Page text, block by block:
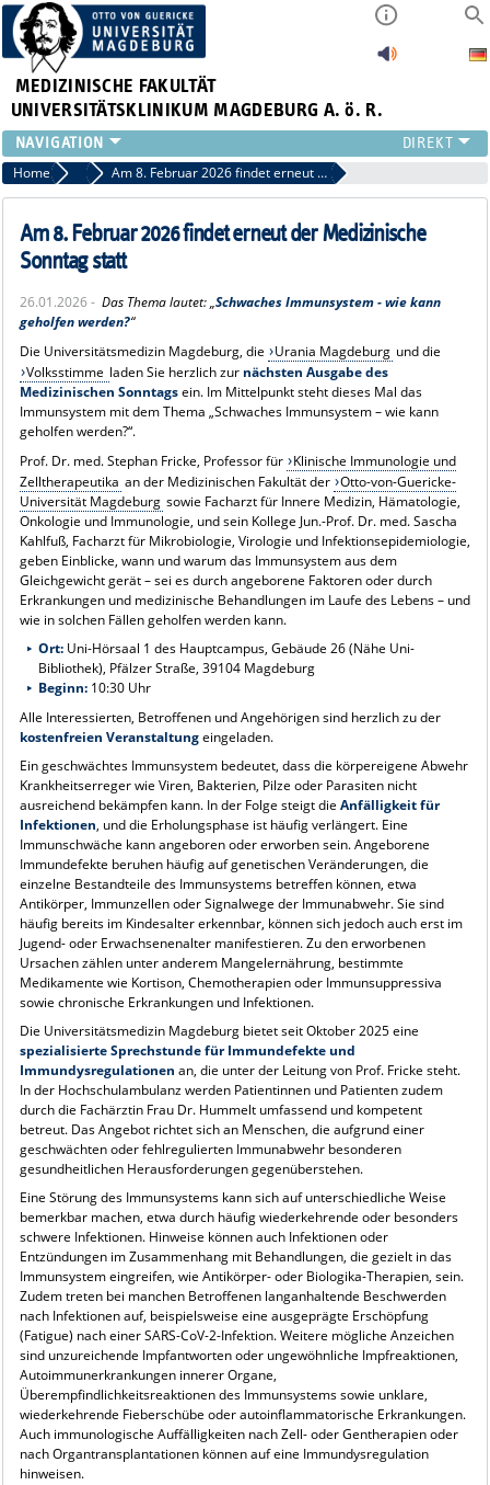
MEDIZINISCHE FAKULTÄT
UNIVERSITÄTSKLINIKUM MAGDEBURG A. ö. R.
INSTITUTE
KLINIKEN
ZENTRALE EINRICHTUNGEN
FORSCHUNG
ÜBER UNS
INTERNATIONAL
INTRANET
Home Pressemitteilungen Am 8. Februar 2026 findet erneut der Medizinische Sonntag statt
Am 8. Februar 2026 findet erneut der Medizinische
Sonntag statt
26.01.2026 - Das Thema lautet: „Schwaches Immunsystem - wie kann
geholfen werden?“
Die Universitätsmedizin Magdeburg, die
Urania Magdeburg und die
Volksstimme laden Sie herzlich zur nächsten Ausgabe des
Medizinischen Sonntagsein. Im Mittelpunkt steht dieses Mal das
Immunsystem mit dem Thema „Schwaches Immunsystem – wie kann
geholfen werden?“.
Prof. Dr. med. Stephan Fricke, Professor für Klinische Immunologie und
Zelltherapeutika an der Medizinischen Fakultät der Otto-von-Guericke-
Universität Magdeburg sowie Facharzt für Innere Medizin, Hämatologie,
Onkologie und Immunologie, und sein Kollege Jun.-Prof. Dr. med. Sascha
Kahlfuß, Facharzt für Mikrobiologie, Virologie und Infektionsepidemiologie,
geben Einblicke, wann und warum das Immunsystem aus dem
Gleichgewicht gerät – sei es durch angeborene Faktoren oder durch
Erkrankungen und medizinische Behandlungen im Laufe des Lebens – und
wie in solchen Fällen geholfen werden kann.
Ort: Uni-Hörsaal 1 des Hauptcampus, Gebäude 26 (Nähe Uni-
Bibliothek), Pfälzer Straße, 39104 Magdeburg
Beginn: 10:30 Uhr
Alle Interessierten, Betroffenen und Angehörigen sind herzlich zu der
kostenfreien Veranstaltungeingeladen.
Ein geschwächtes Immunsystem bedeutet, dass die körpereigene Abwehr
Krankheitserreger wie Viren, Bakterien, Pilze oder Parasiten nicht
ausreichend bekämpfen kann. In der Folge steigt die Anfälligkeit für
Infektionen, und die Erholungsphase ist häufig verlängert. Eine
Immunschwäche kann angeboren oder erworben sein. Angeborene
Immundefekte beruhen häufig auf genetischen Veränderungen, die
einzelne Bestandteile des Immunsystems betreffen können, etwa
Antikörper, Immunzellen oder Signalwege der Immunabwehr. Sie sind
häufig bereits im Kindesalter erkennbar, können sich jedoch auch erst im
Jugend- oder Erwachsenenalter manifestieren. Zu den erworbenen
Ursachen zählen unter anderem Mangelernährung, bestimmte
Medikamente wie Kortison, Chemotherapien oder Immunsuppressiva
sowie chronische Erkrankungen und Infektionen.
Die Universitätsmedizin Magdeburg bietet seit Oktober 2025 eine
spezialisierte Sprechstunde für Immundefekte und
Immundysregulationen an, die unter der Leitung von Prof. Fricke steht.
In der Hochschulambulanz werden Patientinnen und Patienten zudem
durch die Fachärztin Frau Dr. Hummelt umfassend und kompetent
betreut. Das Angebot richtet sich an Menschen, die aufgrund einer
geschwächten oder fehlregulierten Immunabwehr besonderen
gesundheitlichen Herausforderungen gegenüberstehen.
Eine Störung des Immunsystems kann sich auf unterschiedliche Weise
bemerkbar machen, etwa durch häufig wiederkehrende oder besonders
schwere Infektionen. Hinweise können auch Infektionen oder
Entzündungen im Zusammenhang mit Behandlungen, die gezielt in das
Immunsystem eingreifen, wie Antikörper- oder Biologika-Therapien, sein.
Zudem treten bei manchen Betroffenen langanhaltende Beschwerden
nach Infektionen auf, beispielsweise eine ausgeprägte Erschöpfung
(Fatigue) nach einer SARS-CoV-2-Infektion. Weitere mögliche Anzeichen
sind unzureichende Impfantworten oder ungewöhnliche Impfreaktionen,
Autoimmunerkrankungen innerer Organe,
Überempfindlichkeitsreaktionen des Immunsystems sowie unklare,
wiederkehrende Fieberschübe oder autoinflammatorische Erkrankungen.
Auch immunologische Auffälligkeiten nach Zell- oder Gentherapien oder
nach Organtransplantationen können auf eine Immundysregulation
hinweisen.